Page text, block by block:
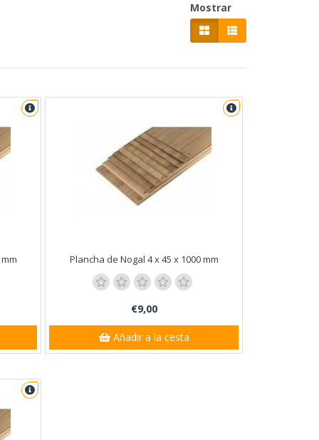
Mostrar
Plancha de Nogal 4 x 45 x 1000 mm
€9,00
Añadir a la cesta